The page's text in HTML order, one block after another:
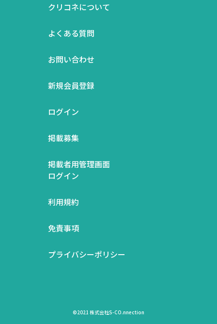
クリコネについて
よくある質問
お問い合わせ
新規会員登録
ログイン
掲載募集
掲載者用管理画面
ログイン
利用規約
免責事項
プライバシーポリシー
©2021 株式会社S-CO.nnection